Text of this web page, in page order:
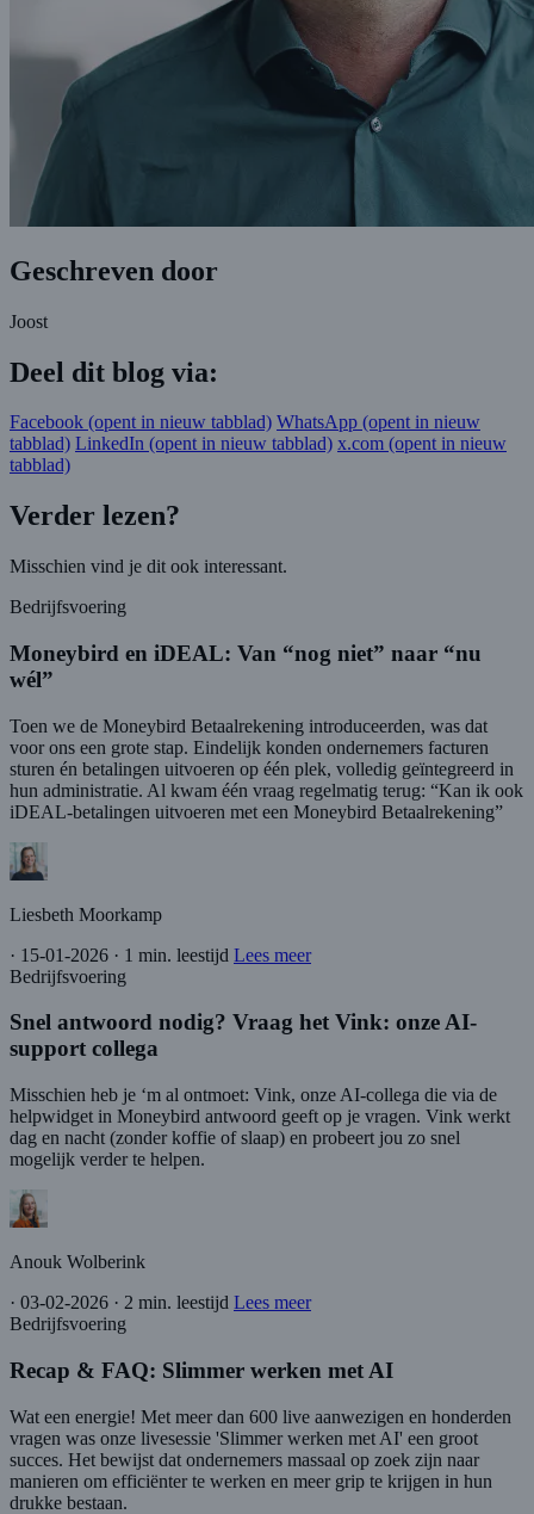
Geschreven door
Joost
Deel dit blog via:
Facebook (opent in nieuw tabblad) WhatsApp (opent in nieuw
tabblad) LinkedIn (opent in nieuw tabblad) x.com (opent in nieuw
tabblad)
Verder lezen?
Misschien vind je dit ook interessant.
Bedrijfsvoering
Moneybird en iDEAL: Van “nog niet” naar “nu
wél”
Toen we de Moneybird Betaalrekening introduceerden, was dat
voor ons een grote stap. Eindelijk konden ondernemers facturen
sturen én betalingen uitvoeren op één plek, volledig geïntegreerd in
hun administratie. Al kwam één vraag regelmatig terug: “Kan ik ook
iDEAL-betalingen uitvoeren met een Moneybird Betaalrekening”
Liesbeth Moorkamp
· 15-01-2026 · 1 min. leestijd Lees meer
Bedrijfsvoering
Snel antwoord nodig? Vraag het Vink: onze AI-
support collega
Misschien heb je ‘m al ontmoet: Vink, onze AI-collega die via de
helpwidget in Moneybird antwoord geeft op je vragen. Vink werkt
dag en nacht (zonder koffie of slaap) en probeert jou zo snel
mogelijk verder te helpen.
Anouk Wolberink
· 03-02-2026 · 2 min. leestijd Lees meer
Bedrijfsvoering
Recap & FAQ: Slimmer werken met AI
Wat een energie! Met meer dan 600 live aanwezigen en honderden
vragen was onze livesessie 'Slimmer werken met AI' een groot
succes. Het bewijst dat ondernemers massaal op zoek zijn naar
manieren om efficiënter te werken en meer grip te krijgen in hun
drukke bestaan.